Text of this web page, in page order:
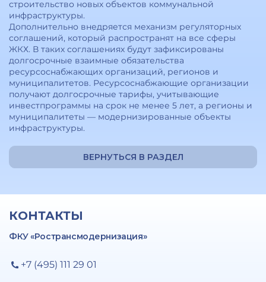
строительство новых объектов коммунальной
инфраструктуры.
Дополнительно внедряется механизм регуляторных
соглашений, который распространят на все сферы
ЖКХ. В таких соглашениях будут зафиксированы
долгосрочные взаимные обязательства
ресурсоснабжающих организаций, регионов и
муниципалитетов. Ресурсоснабжающие организации
получают долгосрочные тарифы, учитывающие
инвестпрограммы на срок не менее 5 лет, а регионы и
муниципалитеты — модернизированные объекты
инфраструктуры.
ВЕРНУТЬСЯ В РАЗДЕЛ
КОНТАКТЫ
ФКУ «Ространсмодернизация»
+7 (495) 111 29 01